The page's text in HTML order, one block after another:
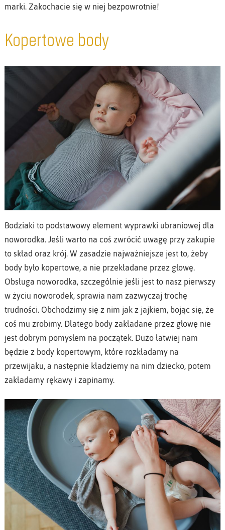
marki. Zakochacie się w niej bezpowrotnie!
Kopertowe body
Bodziaki to podstawowy element wyprawki ubraniowej dla
noworodka. Jeśli warto na coś zwrócić uwagę przy zakupie
to skład oraz krój. W zasadzie najważniejsze jest to, żeby
body było kopertowe, a nie przekładane przez głowę.
Obsługa noworodka, szczególnie jeśli jest to nasz pierwszy
w życiu noworodek, sprawia nam zazwyczaj trochę
trudności. Obchodzimy się z nim jak z jajkiem, bojąc się, że
coś mu zrobimy. Dlatego body zakładane przez głowę nie
jest dobrym pomysłem na początek. Dużo łatwiej nam
będzie z body kopertowym, które rozkładamy na
przewijaku, a następnie kładziemy na nim dziecko, potem
zakładamy rękawy i zapinamy.